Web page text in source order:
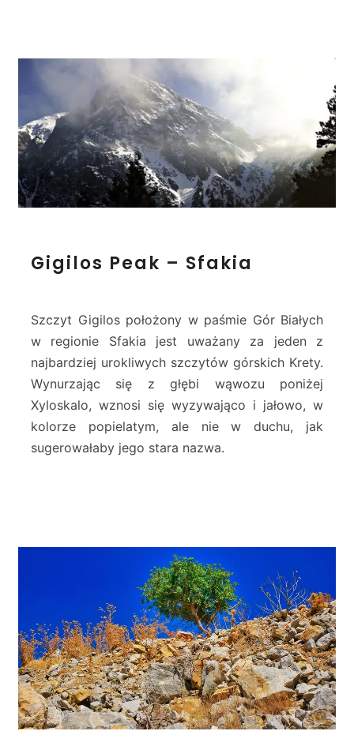
l
P
e
a
k
S
Gigilos Peak – Sfakia
Szczyt Gigilos położony w paśmie Gór Białych
w regionie Sfakia jest uważany za jeden z
najbardziej urokliwych szczytów górskich Krety.
Wynurzając się z głębi wąwozu poniżej
Xyloskalo, wznosi się wyzywająco i jałowo, w
kolorze popielatym, ale nie w duchu, jak
sugerowałaby jego stara nazwa.